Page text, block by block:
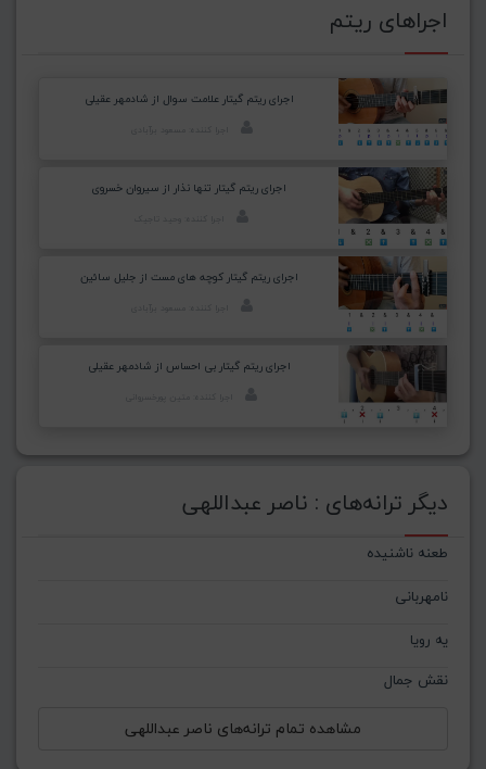
اجراهای ریتم
اجرای ریتم گیتار علامت سوال از شادمهر عقیلی
اجرای ریتم گیتار تنها نذار از سیروان خسروی
اجرای ریتم گیتار کوچه های مست از جلیل سائین
اجرای ریتم گیتار بی احساس از شادمهر عقیلی
دیگر ترانه‌های : ناصر عبداللهی
طعنه ناشنیده
نامهربانی
یه رویا
نقش جمال
مشاهده تمام ترانه‌های ناصر عبداللهی